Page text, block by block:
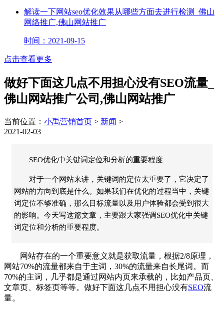
解读一下网站seo优化效果从哪些方面去进行检测_佛山
网络推广,佛山网站推广
时间：2021-09-15
点击查看更多
做好下面这几点不用担心没有SEO流量_
佛山网站推广公司,佛山网站推广
当前位置： 小禹营销首页 > 新闻 >
2021-02-03
SEO优化中关键词定位和分析的重要程度
对于一个网站来讲，关键词的定位太重要了，它决定了
网站的方向到底是什么。如果我们在优化的过程当中，关键
词定位不够准确，那么目标流量以及用户体验都会受到很大
的影响。今天写这篇文章，主要跟大家强调SEO优化中关键
词定位和分析的重要程度。
网站存在的一个重要意义就是获取流量，根据2/8原理，
网站70%的流量都来自于主词，30%的流量来自长尾词。而
70%的主词，几乎都是通过网站内页来承载的，比如产品页、
文章页、标签页等等。做好下面这几点不用担心没有SEO流
量。